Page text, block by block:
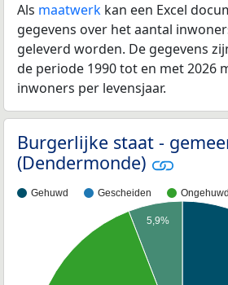
Als maatwerk kan een Excel
gegevens over het aantal
geleverd worden. De gegevens
de periode 1990 tot en met 2026
inwoners per levensjaar.
Burgerlijke staat -
(Dendermonde)
Gehuwd Gescheiden Ongehuwd
5,9%